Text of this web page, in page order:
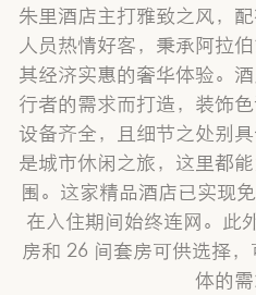
朱里酒店主打雅致之风，
人员热情好客，秉承阿拉
其经济实惠的奢华体验。
行者的需求而打造，装饰
设备齐全，且细节之处别
是城市休闲之旅，这里都
围。这家精品酒店已实现
在入住期间始终连网。此
房和 26 间套房可供选择
体的需